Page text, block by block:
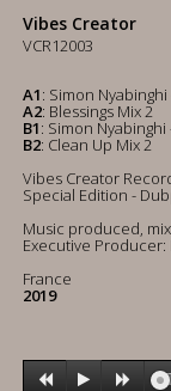
Vibes Creator
VCR12003
A1: Simon Nyabinghi
A2: Blessings Mix 2
B1: Simon Nyabinghi
B2: Clean Up Mix 2
Vibes Creator
Special Edition -
Music produced,
Executive Producer:
France
2019